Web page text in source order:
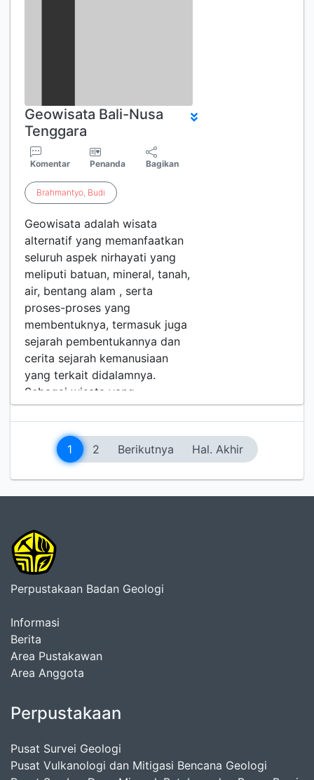
Geowisata Bali-Nusa
Tenggara
Komentar Penanda Bagikan
Brahmantyo, Budi
Geowisata adalah wisata
alternatif yang memanfaatkan
seluruh aspek nirhayati yang
meliputi batuan, mineral, tanah,
air, bentang alam , serta
proses-proses yang
membentuknya, termasuk juga
sejarah pembentukannya dan
cerita sejarah kemanusiaan
yang terkait didalamnya.
Sebagai wisata yang
mendukung "responsible and
suistainable tourism" geowisata
mempo…
1 2 Berikutnya Hal. Akhir
Perpustakaan Badan Geologi
Informasi
Berita
Area Pustakawan
Area Anggota
Perpustakaan
Pusat Survei Geologi
Pusat Vulkanologi dan Mitigasi Bencana Geologi